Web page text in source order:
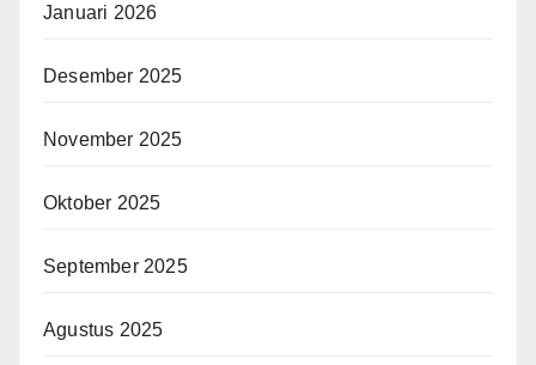
Januari 2026
Desember 2025
November 2025
Oktober 2025
September 2025
Agustus 2025